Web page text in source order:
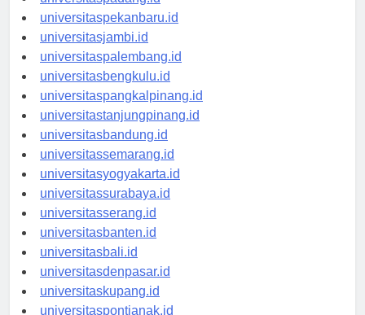
universitaspadang.id
universitaspekanbaru.id
universitasjambi.id
universitaspalembang.id
universitasbengkulu.id
universitaspangkalpinang.id
universitastanjungpinang.id
universitasbandung.id
universitassemarang.id
universitasyogyakarta.id
universitassurabaya.id
universitasserang.id
universitasbanten.id
universitasbali.id
universitasdenpasar.id
universitaskupang.id